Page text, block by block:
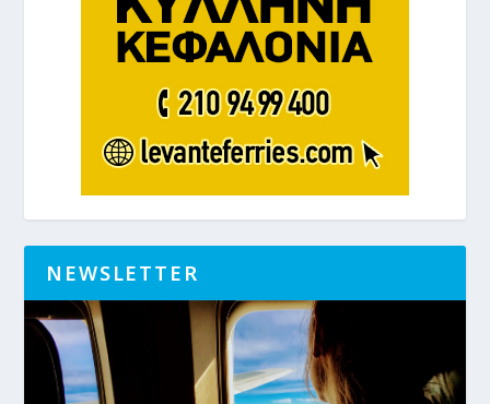
NEWSLETTER